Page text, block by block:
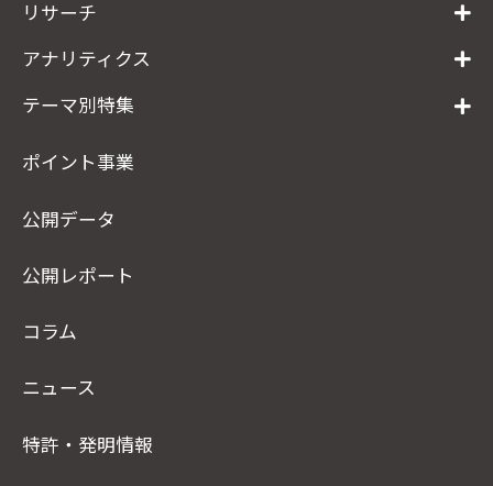
リサーチ
アナリティクス
テーマ別特集
ポイント事業
公開データ
公開レポート
コラム
ニュース
特許・発明情報